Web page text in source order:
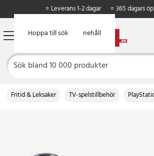
Hoppa till huvudinnehåll
Hoppa till sök
⭐ Leverans 1-2 dagar ⭐ 365 dagars
Fritid & Leksaker TV-spelstillbehör